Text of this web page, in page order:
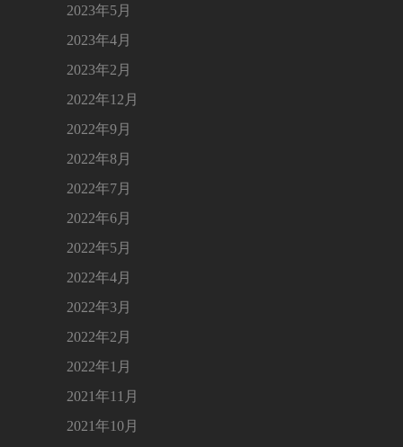
2023年5月
2023年4月
2023年2月
2022年12月
2022年9月
2022年8月
2022年7月
2022年6月
2022年5月
2022年4月
2022年3月
2022年2月
2022年1月
2021年11月
2021年10月